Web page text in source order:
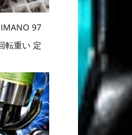
97
転重い 定